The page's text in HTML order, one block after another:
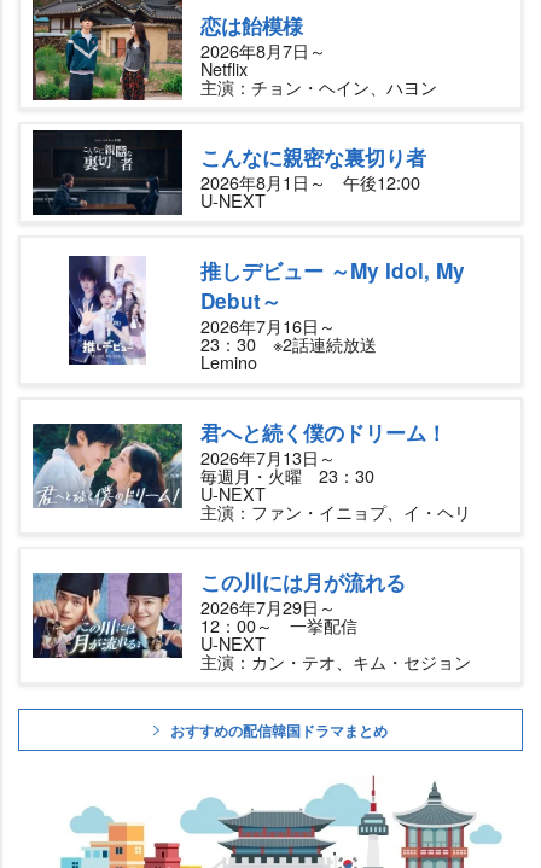
恋は飴模様
2026年8月7日～
Netflix
主演：チョン・ヘイン、ハヨン
こんなに親密な裏切り者
2026年8月1日～ 午後12:00
U-NEXT
推しデビュー ～My Idol, My
Debut～
2026年7月16日～
23：30 ※2話連続放送
Lemino
君へと続く僕のドリーム！
2026年7月13日～
毎週月・火曜 23：30
U-NEXT
主演：ファン・イニョプ、イ・ヘリ
この川には月が流れる
2026年7月29日～
12：00～ 一挙配信
U-NEXT
主演：カン・テオ、キム・セジョン
おすすめの配信韓国ドラマまとめ